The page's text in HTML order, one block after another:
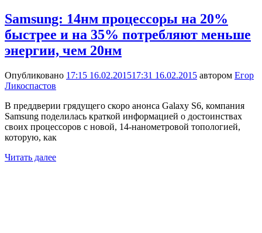
Samsung: 14нм процессоры на 20%
быстрее и на 35% потребляют меньше
энергии, чем 20нм
Опубликовано 17:15 16.02.201517:31 16.02.2015 автором Егор
Ликоспастов
В преддверии грядущего скоро анонса Galaxy S6, компания
Samsung поделилась краткой информацией о достоинствах
своих процессоров с новой, 14-нанометровой топологией,
которую, как
Читать далее